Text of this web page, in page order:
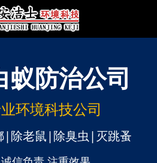
蚁防治公司
环境科技公司
|除老鼠|除臭虫|灭跳蚤